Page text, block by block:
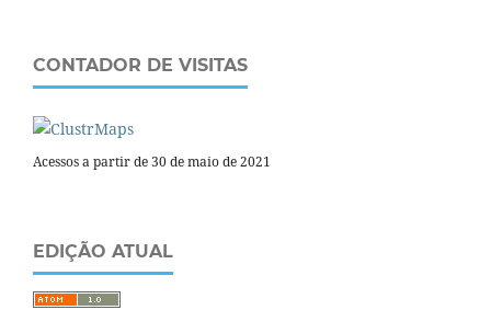
CONTADOR DE VISITAS
Acessos a partir de 30 de maio de 2021
EDIÇÃO ATUAL